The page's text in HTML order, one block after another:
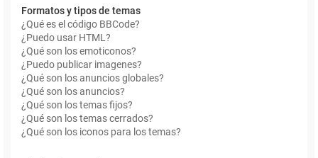
Formatos y tipos de temas
¿Qué es el código BBCode?
¿Puedo usar HTML?
¿Qué son los emoticonos?
¿Puedo publicar imagenes?
¿Qué son los anuncios globales?
¿Qué son los anuncios?
¿Qué son los temas fijos?
¿Qué son los temas cerrados?
¿Qué son los iconos para los temas?